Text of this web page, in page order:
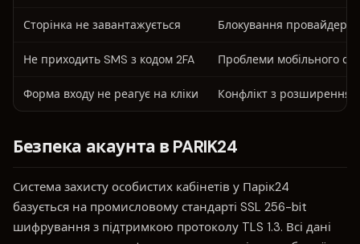
Сторінка не завантажується Блокування
Не приходить SMS з кодом 2FA Проблеми мобільного
Форма входу не реагує на кліки Конфлікт з
Безпека акаунта в PARIK24
Система захисту особистих кабінетів у Парік24
базується на промисловому стандарті SSL 256-bit
шифрування з підтримкою протоколу TLS 1.3. Всі дані